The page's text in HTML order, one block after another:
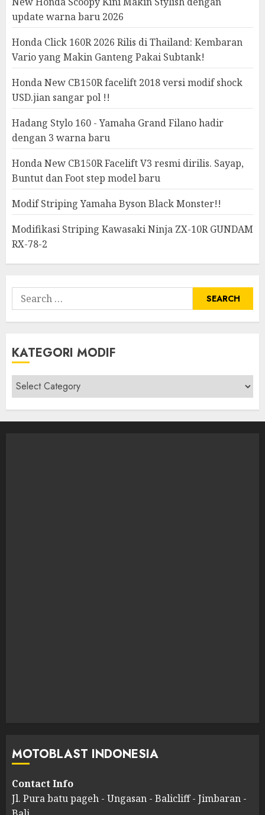
update warna baru 2026
Honda Click 160R 2026 Rilis di Thailand: Kembaran
Vario yang Makin Ganteng Pakai Subtank!
Honda New CB150R facelift 2018 versi modif shock
USD.jian sangar pol !!
Hadang Stylo 160 - Yamaha Grand Filano hadir
dengan 3 warna baru
Honda New CB150R Facelift V3 resmi dirilis. Sayap,
Buntut dan Foot step model baru
Modif Striping Yamaha Byson Black Monster!!
Modifikasi Striping Kawasaki Ninja ZX-10R GUNDAM
RX-78-2
Search
for:
KATEGORI MODIF
Kategori
modif
MOTOBLAST INDONESIA
Contact Info
Jl. Pura batu pageh - Ungasan - Balicliff - Jimbaran -